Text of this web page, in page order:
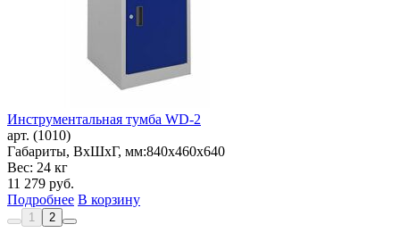
Инструментальная тумба WD-2
арт. (1010)
Габариты, ВxШxГ, мм:840x460x640
Вес: 24 кг
11 279 руб.
Подробнее В корзину
1 2